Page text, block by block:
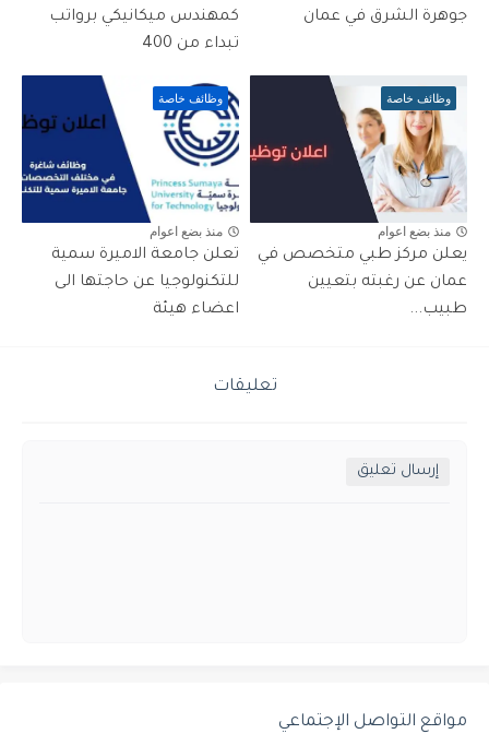
جوهرة الشرق في عمان
كمهندس ميكانيكي برواتب
تبداء من 400
وظائف خاصة
منذ بضع اعوام
يعلن مركز طبي متخصص في
عمان عن رغبته بتعيين
طبيب...
وظائف خاصة
منذ بضع اعوام
تعلن جامعة الاميرة سمية
للتكنولوجيا عن حاجتها الى
اعضاء هيئة
تعليقات
إرسال تعليق
مواقع التواصل الإجتماعي